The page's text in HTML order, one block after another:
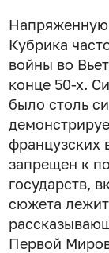
Напряженную
Кубрика
войны во
конце 50-х.
было столь
французских
запрещен к
государств,
сюжета
Первой